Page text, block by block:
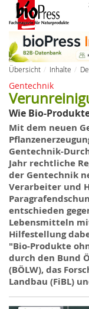
Übersicht Inhalte
Gentechnik
Wie Bio-
Mit dem neuen
Gentechnik-
Jahr rechtliche
der Gentechnik
Verarbeiter und
entschieden
Lebensmitteln
Hilfestellung
"Bio-Produkte
durch den Bund
(BÖLW), das
Landbau (FiBL)